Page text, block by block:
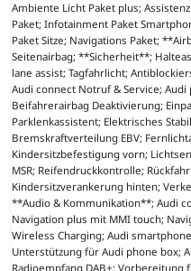
Ambiente Licht Paket plus;
Paket; Infotainment Paket
Paket Sitze; Navigations Paket;
Seitenairbag; **Sicherheit**;
lane assist; Tagfahrlicht;
Audi connect Notruf & Service;
Beifahrerairbag Deaktivierung;
Parklenkassistent; Elektrisches
Bremskraftverteilung EBV;
Kindersitzbefestigung vorn;
MSR; Reifendruckkontrolle;
Kindersitzverankerung hinten;
**Audio & Kommunikation**; Audi
Navigation plus mit MMI touch;
Wireless Charging; Audi
Unterstützung für Audi phone box;
Radioempfang DAB+;